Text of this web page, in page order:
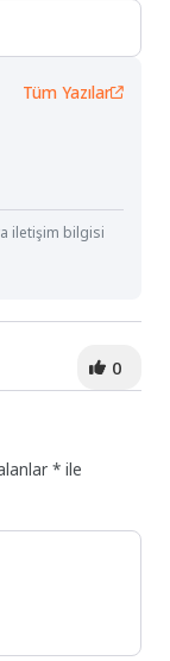
Tüm Yazılar
iletişim bilgisi
0
* ile